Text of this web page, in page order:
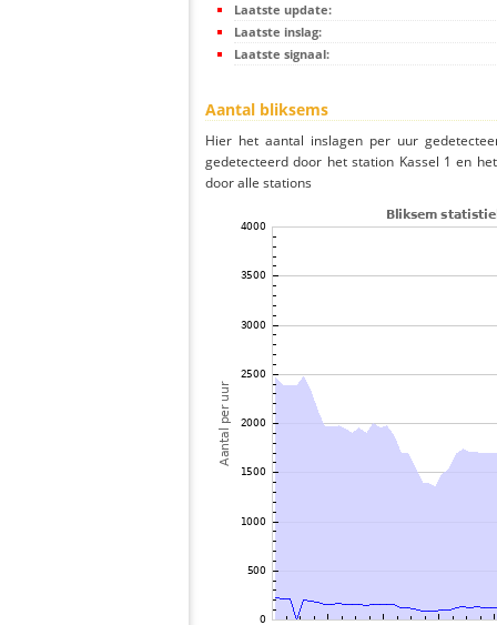
Laatste update:
Laatste inslag:
Laatste signaal:
Aantal bliksems
Hier het aantal inslagen per uur
gedetecteerd door het station Kassel 1 en
door alle stations